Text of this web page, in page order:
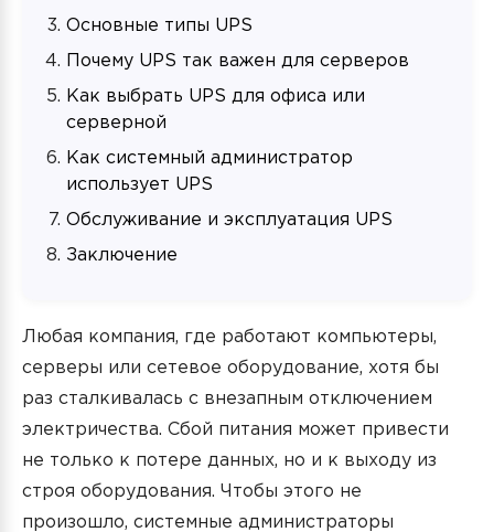
Основные типы UPS
Почему UPS так важен для серверов
Как выбрать UPS для офиса или
серверной
Как системный администратор
использует UPS
Обслуживание и эксплуатация UPS
Заключение
Любая компания, где работают компьютеры,
серверы или сетевое оборудование, хотя бы
раз сталкивалась с внезапным отключением
электричества. Сбой питания может привести
не только к потере данных, но и к выходу из
строя оборудования. Чтобы этого не
произошло, системные администраторы